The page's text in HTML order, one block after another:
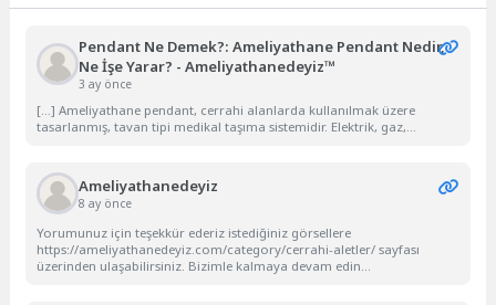
Pendant Ne Demek?: Ameliyathane Pendant Nedir,
Ne İşe Yarar? - Ameliyathanedeyiz™
3 ay önce
[…] Ameliyathane pendant, cerrahi alanlarda kullanılmak üzere
tasarlanmış, tavan tipi medikal taşıma sistemidir. Elektrik, gaz,...
Ameliyathanedeyiz
8 ay önce
Yorumunuz için teşekkür ederiz istediğiniz görsellere
https://ameliyathanedeyiz.com/category/cerrahi-aletler/ sayfası
üzerinden ulaşabilirsiniz. Bizimle kalmaya devam edin...